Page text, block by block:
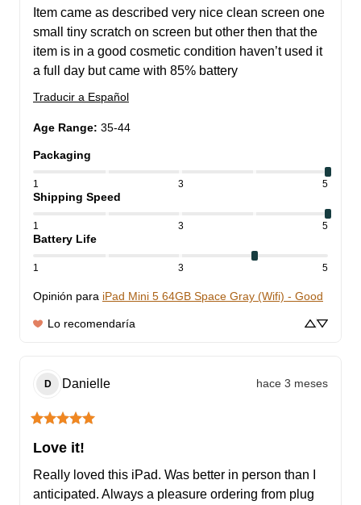
Item came as described very nice clean screen one
small tiny scratch on screen but other then that the
item is in a good cosmetic condition haven’t used it
a full day but came with 85% battery
Traducir a Español
Age Range: 35-44
Packaging
1 3 5
Shipping Speed
1 3 5
Battery Life
1 3 5
Opinión para iPad Mini 5 64GB Space Gray (Wifi) - Good
Lo recomendaría
D Danielle hace 3 meses
Love it!
Really loved this iPad. Was better in person than I
anticipated. Always a pleasure ordering from plug